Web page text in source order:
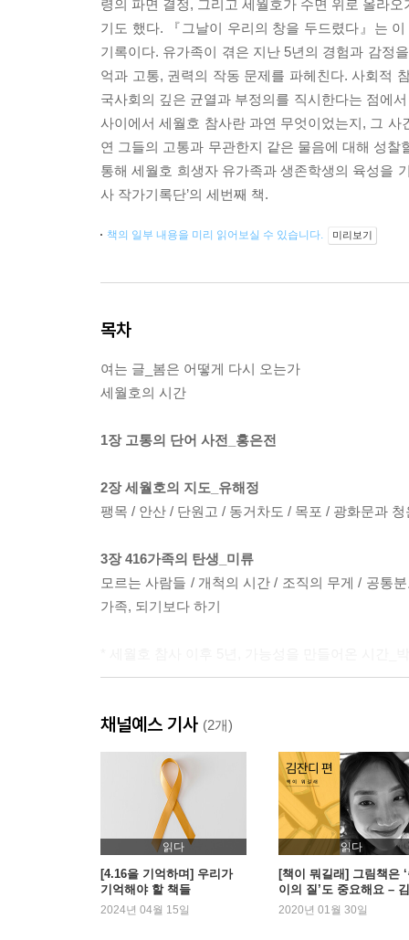
령의 파면 결정, 그리고 세월호가 수면 위로 올라
기도 했다. 『그날이 우리의 창을 두드렸다』는
기록이다. 유가족이 겪은 지난 5년의 경험과 감정
억과 고통, 권력의 작동 문제를 파헤친다. 사회적
국사회의 깊은 균열과 부정의를 직시한다는 점에
사이에서 세월호 참사란 과연 무엇이었는지, 그
연 그들의 고통과 무관한지 같은 물음에 대해 성
통해 세월호 희생자 유가족과 생존학생의 육성을
사 작가기록단’의 세번째 책.
책의 일부 내용을 미리 읽어보실 수 있습니다. 미리보기
목차
여는 글_봄은 어떻게 다시 오는가
세월호의 시간
1장 고통의 단어 사전_홍은전
2장 세월호의 지도_유해정
팽목 / 안산 / 단원고 / 동거차도 / 목포 / 광화문과
3장 416가족의 탄생_미류
모르는 사람들 / 개척의 시간 / 조직의 무게 / 공통
가족, 되기보다 하기
이름의 뒤편 / 부서진 자리 / 다시, 부모가 된다는
5장 다시 만난 세계_이호연
낯선 두려움 / 조각난 믿음 / 타자의 얼굴 / 시선의
6장 시간의 숨결_유해정
기억의 수명 / 장소의 온도 / 짧지만, 모두, 영원
보통의 행복
채널예스 기사 (2개)
읽다
[4.16을 기억하며] 우리가
기억해야 할 책들
2024년 04월 15일
읽다
[책이 뭐길래] 그림책은
이의 질’도 중요해요 –
디 편
2020년 01월 30일